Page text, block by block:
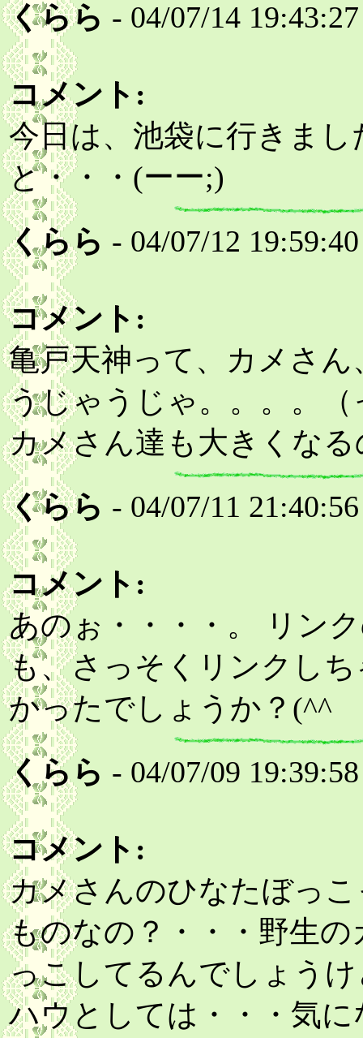
くらら - 04/07/14 19:43:27
コメント:
今日は、池袋に行きま
と・・・(ーー;)
くらら - 04/07/12 19:59:40
コメント:
亀戸天神って、カメさ
うじゃうじゃ。。。。
カメさん達も大きくな
くらら - 04/07/11 21:40:56
コメント:
あのぉ・・・・。 リン
も、さっそくリンクし
かったでしょうか？(^^
くらら - 04/07/09 19:39:58
コメント:
カメさんのひなたぼっ
ものなの？・・・野生
っこしてるんでしょう
ハウとしては・・・気